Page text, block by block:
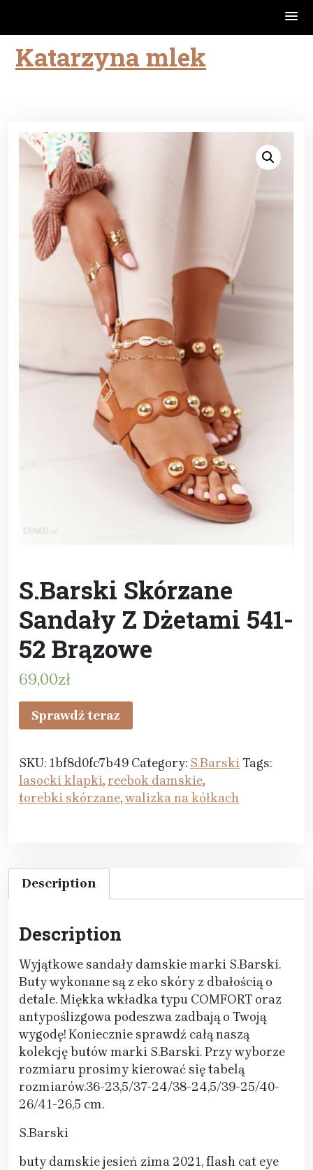
SkipKatarzyna mlek
S.Barski Skórzane
Sandały Z Dżetami 541-
52 Brązowe
69,00zł
Sprawdź teraz
SKU: 1bf8d0fc7b49 Category: S.BarskiTags:
lasocki klapki,reebok damskie,
torebki skórzane,walizka na kółkach
Description
Description
Wyjątkowe sandały damskie marki S.Barski.
Buty wykonane są z eko skóry z dbałością o
detale. Miękka wkładka typu COMFORT oraz
antypoślizgowa podeszwa zadbają o Twoją
wygodę! Koniecznie sprawdź całą naszą
kolekcję butów marki S.Barski. Przy wyborze
rozmiaru prosimy kierować się tabelą
rozmiarów.36-23,5/37-24/38-24,5/39-25/40-
26/41-26,5 cm.
S.Barski
buty damskie jesień zima 2021, flash cat eye